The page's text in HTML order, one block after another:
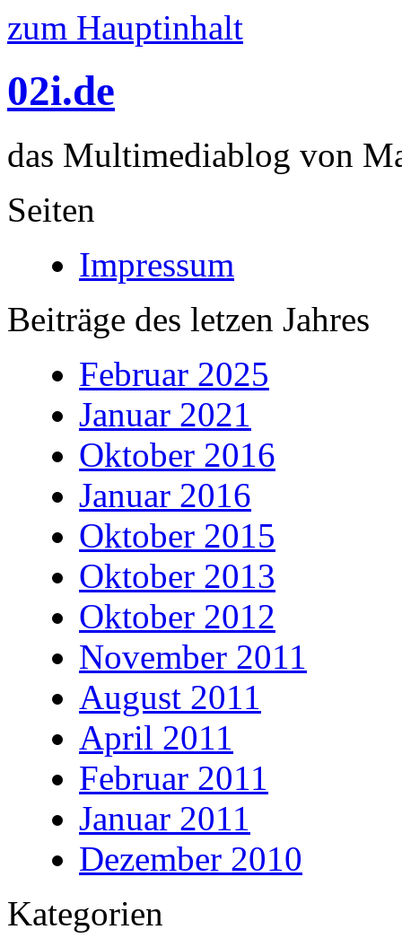
zum Hauptinhalt
02i.de
das Multimediablog von
Seiten
Impressum
Beiträge des letzen Jahres
Februar 2025
Januar 2021
Oktober 2016
Januar 2016
Oktober 2015
Oktober 2013
Oktober 2012
November 2011
August 2011
April 2011
Februar 2011
Januar 2011
Dezember 2010
Kategorien